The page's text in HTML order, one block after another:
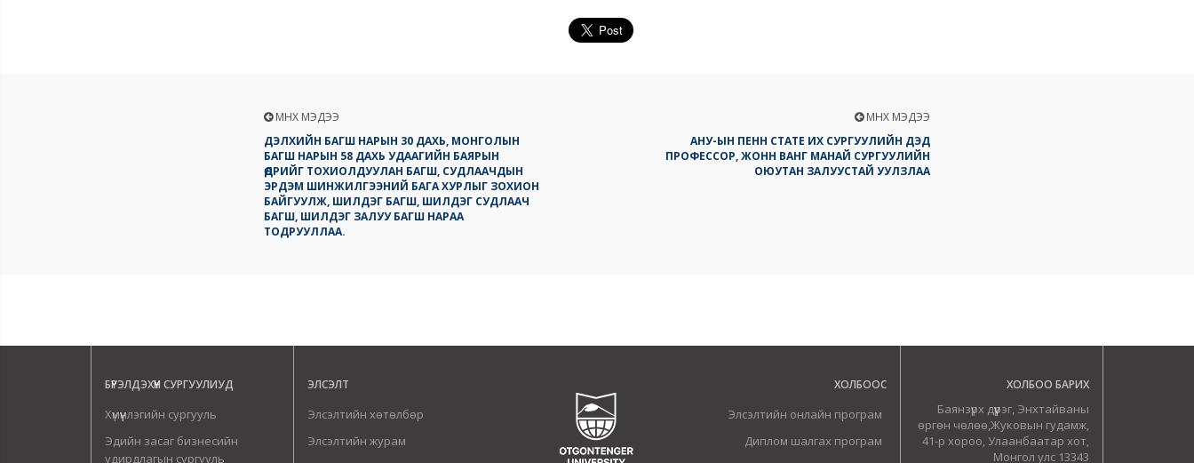
ӨМНӨХ МЭДЭЭ
ДЭЛХИЙН БАГШ НАРЫН 30 ДАХЬ, МОНГОЛЫН
БАГШ НАРЫН 58 ДАХЬ УДААГИЙН БАЯРЫН
ӨДРИЙГ ТОХИОЛДУУЛАН БАГШ, СУДЛААЧДЫН
ЭРДЭМ ШИНЖИЛГЭЭНИЙ БАГА ХУРЛЫГ ЗОХИОН
БАЙГУУЛЖ, ШИЛДЭГ БАГШ, ШИЛДЭГ СУДЛААЧ
БАГШ, ШИЛДЭГ ЗАЛУУ БАГШ НАРАА
ТОДРУУЛЛАА.
ӨМНӨХ МЭДЭЭ
АНУ-ЫН ПЕНН СТАТЕ ИХ СУРГУУЛИЙН ДЭД
ПРОФЕССОР, ЖОНН ВАНГ МАНАЙ СУРГУУЛИЙН
ОЮУТАН ЗАЛУУСТАЙ УУЛЗЛАА
БҮРЭЛДЭХҮҮН СУРГУУЛИУД
Хүмүүнлэгийн сургууль
Эдийн засаг бизнесийн
удирдлагын сургууль
ЭЛСЭЛТ
Элсэлтийн хөтөлбөр
Элсэлтийн журам
ХОЛБООС
Элсэлтийн онлайн програм
Диплом шалгах програм
ХОЛБОО БАРИХ
Баянзүрх дүүрэг, Энхтайваны
өргөн чөлөө,Жуковын гудамж,
41-р хороо, Улаанбаатар хот,
Монгол улс 13343